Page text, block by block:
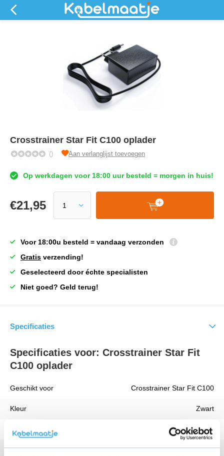
Crosstrainer Star Fit C100 oplader
() Aan verlanglijst toevoegen
Op werkdagen voor 18:00 uur besteld = morgen in huis!
€21,95
Voor 18:00u besteld = vandaag verzonden
Gratis verzending!
Geselecteerd door échte specialisten
Niet goed? Geld terug!
Specificaties
Specificaties voor: Crosstrainer Star Fit
C100 oplader
Geschikt voor Crosstrainer Star Fit C100
Kleur Zwart
Vermogen 18 W
Kabellengte 1.5 Meter